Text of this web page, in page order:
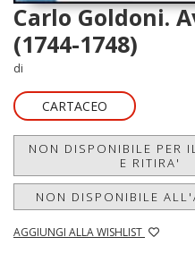
Carlo Goldoni.
(1744-1748)
di
CARTACEO
NON DISPONIBILE PER
E RITIRA'
NON DISPONIBILE
AGGIUNGI ALLA WISHLIST